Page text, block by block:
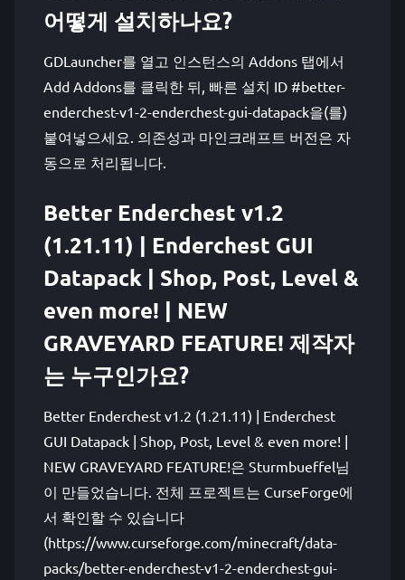
어떻게 설치하나요?
GDLauncher를 열고 인스턴스의 Addons 탭에서
Add Addons를 클릭한 뒤, 빠른 설치 ID #better-
enderchest-v1-2-enderchest-gui-datapack을(를)
붙여넣으세요. 의존성과 마인크래프트 버전은 자
동으로 처리됩니다.
Better Enderchest v1.2
(1.21.11) | Enderchest GUI
Datapack | Shop, Post, Level &
even more! | NEW
GRAVEYARD FEATURE! 제작자
는 누구인가요?
Better Enderchest v1.2 (1.21.11) | Enderchest
GUI Datapack | Shop, Post, Level & even more! |
NEW GRAVEYARD FEATURE!은 Sturmbueffel님
이 만들었습니다. 전체 프로젝트는 CurseForge에
서 확인할 수 있습니다
(https://www.curseforge.com/minecraft/data-
packs/better-enderchest-v1-2-enderchest-gui-